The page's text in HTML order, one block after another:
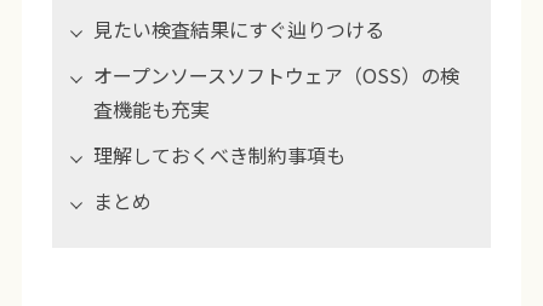
見たい検査結果にすぐ辿りつける
オープンソースソフトウェア（OSS）の検
査機能も充実
理解しておくべき制約事項も
まとめ